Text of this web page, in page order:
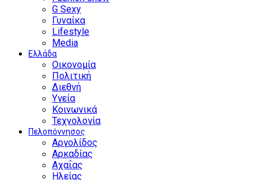
G Sexy
Γυναίκα
Lifestyle
Media
Ελλάδα
Οικονομία
Πολιτική
Διεθνή
Υγεία
Κοινωνικά
Τεχνολογία
Πελοπόννησος
Αργολίδος
Αρκαδίας
Αχαΐας
Ηλείας